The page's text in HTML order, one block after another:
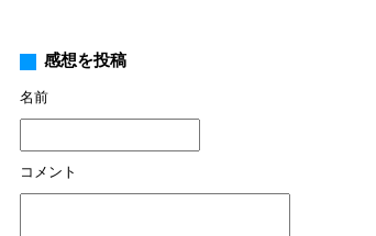
感想を投稿
名前
コメント